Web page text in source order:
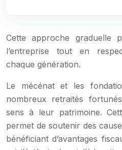
Cette approche graduelle
l’entreprise tout en
chaque génération.
Le mécénat et les
nombreux retraités
sens à leur patrimoine.
permet de soutenir des
bénéficiant d’avantages